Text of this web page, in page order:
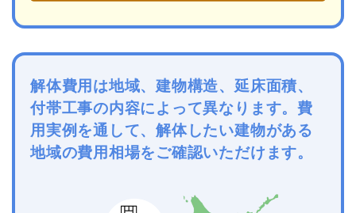
解体費用は地域、建物構造、延床面積、
付帯工事の内容によって異なります。費
用実例を通して、解体したい建物がある
地域の費用相場をご確認いただけます。